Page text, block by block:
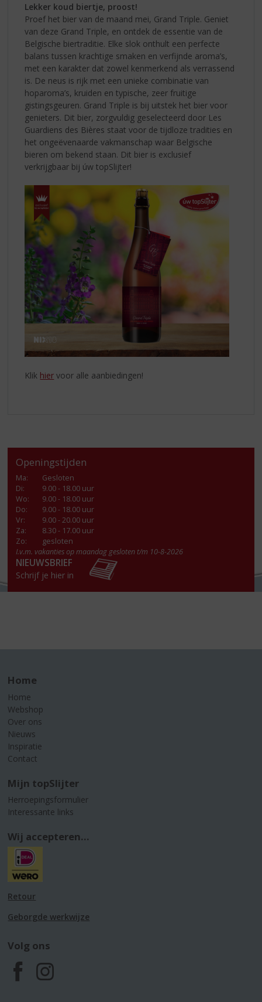
Lekker koud biertje, proost!
Proef het bier van de maand mei, Grand Triple. Geniet
van deze Grand Triple, en ontdek de essentie van de
Belgische biertraditie. Elke slok onthult een perfecte
balans tussen krachtige smaken en verfijnde aroma’s,
met een karakter dat zowel kenmerkend als verrassend
is. De neus is rijk met een unieke combinatie van
hoparoma’s, kruiden en typische, zeer fruitige
gistingsgeuren. Grand Triple is bij uitstek het bier voor
genieters. Dit bier, zorgvuldig geselecteerd door Les
Guardiens des Bières staat voor de tijdloze tradities en
het ongeëvenaarde vakmanschap waar Belgische
bieren om bekend staan. Dit bier is exclusief
verkrijgbaar bij úw topSlijter!
Klik hier voor alle aanbiedingen!
Openingstijden
Ma:
Gesloten
Di:
9.00 - 18.00 uur
Wo:
9.00 - 18.00 uur
Do:
9.00 - 18.00 uur
Vr:
9.00 - 20.00 uur
Za:
8.30 - 17.00 uur
Zo:
gesloten
I.v.m. vakanties op maandag gesloten t/m 10-8-2026
NIEUWSBRIEF
Schrijf je hier in
Home
Home
Webshop
Over ons
Nieuws
Inspiratie
Contact
Mijn topSlijter
Herroepingsformulier
Interessante links
Wij accepteren...
Retour
Geborgde werkwijze
Volg ons
F
I